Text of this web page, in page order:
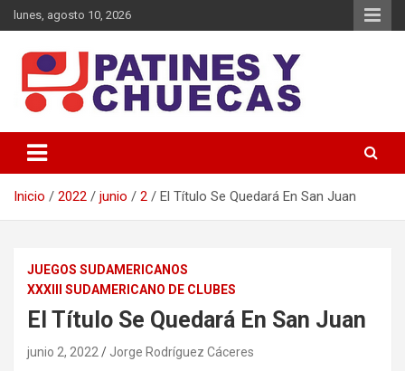
Saltar
al
lunes, agosto 10, 2026
Patines y Chuecas
Inicio 2022 junio 2 El Título Se Quedará En San Juan
JUEGOS SUDAMERICANOS
XXXIII SUDAMERICANO DE CLUBES
El Título Se Quedará En San Juan
junio 2, 2022 Jorge Rodríguez Cáceres